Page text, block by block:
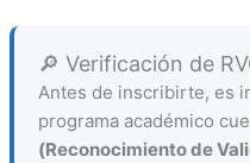
🔎 Verificación de
Antes de inscribirte, es
programa académico
(Reconocimiento de